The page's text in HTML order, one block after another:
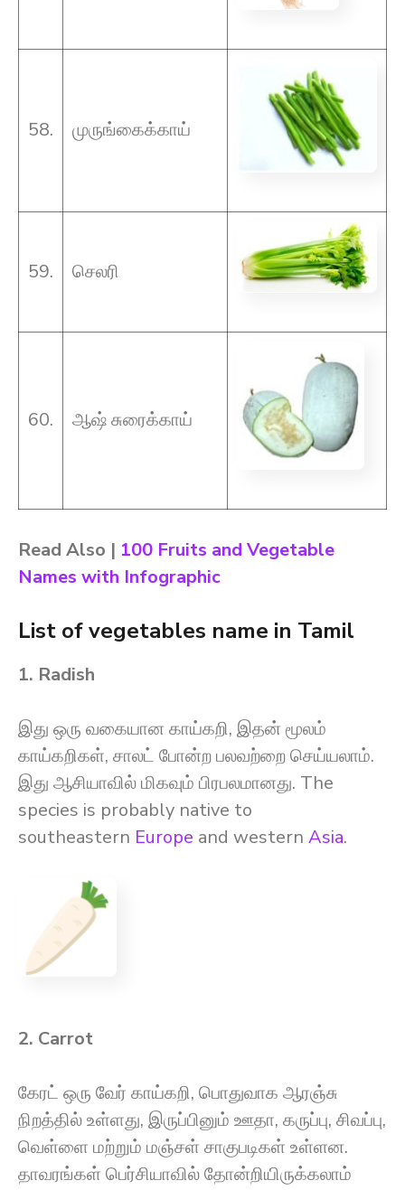
58. முருங்கைக்காய்
59. செலரி
60. ஆஷ் சுரைக்காய்
Read Also | 100 Fruits and Vegetable
Names with Infographic
List of vegetables name in Tamil
1. Radish
இது ஒரு வகையான காய்கறி, இதன் மூலம்
காய்கறிகள், சாலட் போன்ற பலவற்றை செய்யலாம்.
இது ஆசியாவில் மிகவும் பிரபலமானது. The
species is probably native to
southeastern Europe and western Asia.
2. Carrot
கேரட் ஒரு வேர் காய்கறி, பொதுவாக ஆரஞ்சு
நிறத்தில் உள்ளது, இருப்பினும் ஊதா, கருப்பு, சிவப்பு,
வெள்ளை மற்றும் மஞ்சள் சாகுபடிகள் உள்ளன.
தாவரங்கள் பெர்சியாவில் தோன்றியிருக்கலாம்